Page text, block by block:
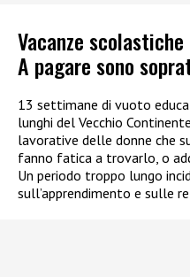
Vacanze
A pagare sono
13 settimane di vuoto
lunghi del Vecchio
lavorative delle donne che
fanno fatica a trovarlo, o
Un periodo troppo lungo
sull’apprendimento e sulle